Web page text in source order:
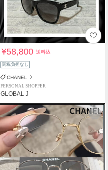
¥58,800送料込
関税負担なし
CHANEL
PERSONAL SHOPPER
GLOBAL J